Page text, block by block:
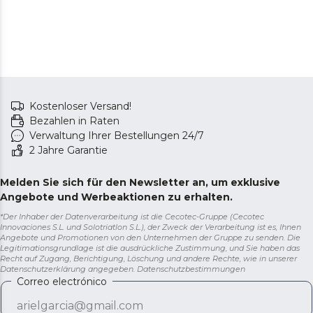
Kostenloser Versand!
Bezahlen in Raten
Verwaltung Ihrer Bestellungen 24/7
2 Jahre Garantie
Melden Sie sich für den Newsletter an, um exklusive
Angebote und Werbeaktionen zu erhalten.
*Der Inhaber der Datenverarbeitung ist die Cecotec-Gruppe (Cecotec
Innovaciones S.L. und Solotriatlon S.L.), der Zweck der Verarbeitung ist es, Ihnen
Angebote und Promotionen von den Unternehmen der Gruppe zu senden. Die
Legitimationsgrundlage ist die ausdrückliche Zustimmung, und Sie haben das
Recht auf Zugang, Berichtigung, Löschung und andere Rechte, wie in unserer
Datenschutzerklärung angegeben. Datenschutzbestimmungen
Correo electrónico